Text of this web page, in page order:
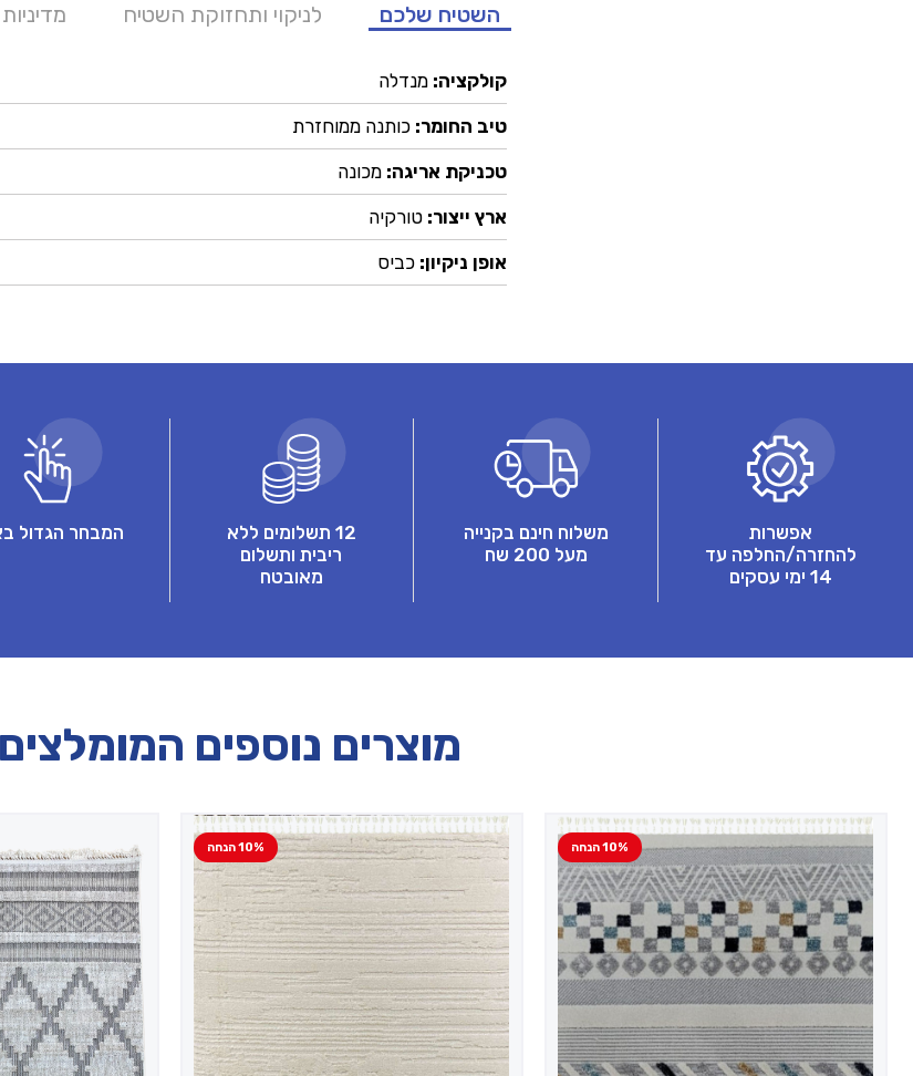
השטיח שלכם לניקוי ותחזוקת השטיח
קולקציה: מנדלה
טיב החומר: כותנה ממוחזרת
טכניקת אריגה: מכונה
ארץ ייצור: טורקיה
אופן ניקיון: כביס
אפשרות
להחזרה/החלפה עד
14 ימי עסקים
משלוח חינם בקנייה
מעל 200 שח
12 תשלומים ללא
ריבית ותשלום
מאובטח
המבחר הגדול
מוצרים נוספים
10% הנחה 10% הנחה